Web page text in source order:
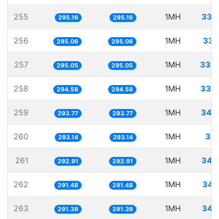
255 295.16 295.16 1MH
256 295.06 295.06 1MH
257 295.05 295.05 1MH
258 294.58 294.58 1MH
259 293.77 293.77 1MH
260 293.14 293.14 1MH
261 292.91 292.91 1MH
262 291.48 291.48 1MH
263 291.39 291.39 1MH